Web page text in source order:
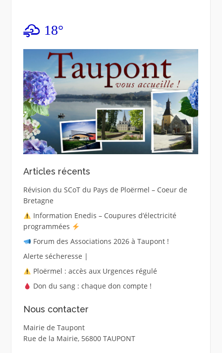
18°
Articles récents
Révision du SCoT du Pays de Ploërmel – Coeur de
Bretagne
Information Enedis – Coupures d’électricité
programmées
Forum des Associations 2026 à Taupont !
Alerte sécheresse |
Ploërmel : accès aux Urgences régulé
Don du sang : chaque don compte !
Nous contacter
Mairie de Taupont
Rue de la Mairie, 56800 TAUPONT